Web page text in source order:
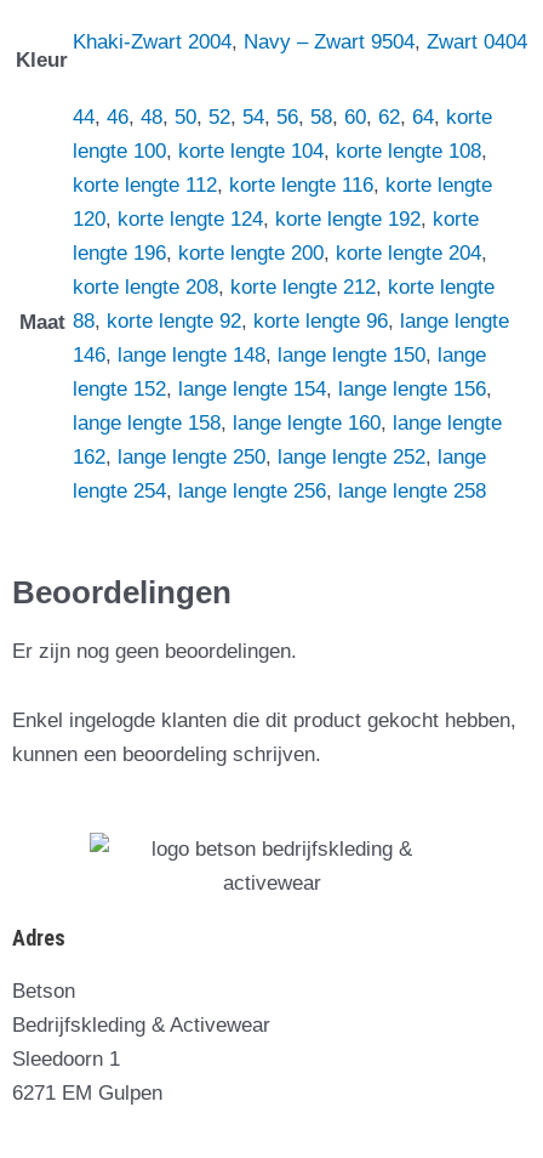
Kleur
Khaki-Zwart 2004, Navy – Zwart 9504, Zwart 0404
Maat
44, 46, 48, 50, 52, 54, 56, 58, 60, 62, 64, korte
lengte 100, korte lengte 104, korte lengte 108,
korte lengte 112, korte lengte 116, korte lengte
120, korte lengte 124, korte lengte 192, korte
lengte 196, korte lengte 200, korte lengte 204,
korte lengte 208, korte lengte 212, korte lengte
88, korte lengte 92, korte lengte 96, lange lengte
146, lange lengte 148, lange lengte 150, lange
lengte 152, lange lengte 154, lange lengte 156,
lange lengte 158, lange lengte 160, lange lengte
162, lange lengte 250, lange lengte 252, lange
lengte 254, lange lengte 256, lange lengte 258
Beoordelingen
Er zijn nog geen beoordelingen.
Enkel ingelogde klanten die dit product gekocht hebben,
kunnen een beoordeling schrijven.
Adres
Betson
Bedrijfskleding & Activewear
Sleedoorn 1
6271 EM Gulpen